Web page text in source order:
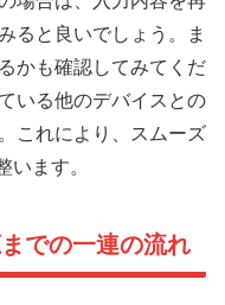
ると良いでしょう。ま
かも確認してみてくだ
いる他のデバイスとの
これにより、スムーズ
います。
での一連の流れ